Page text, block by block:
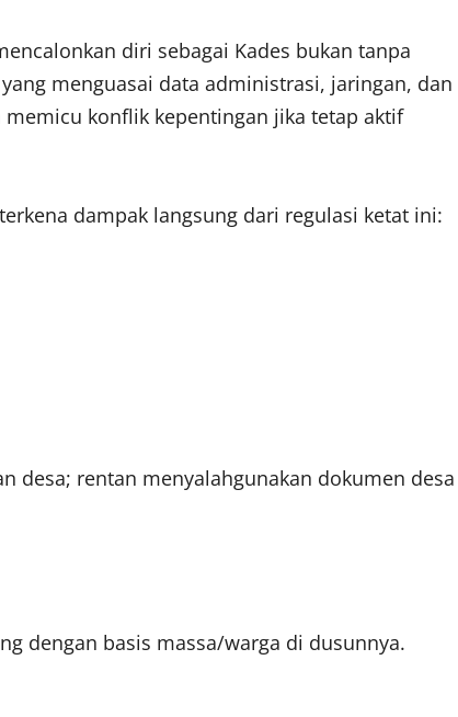
diri sebagai Kades bukan tanpa
menguasai data administrasi, jaringan, dan
konflik kepentingan jika tetap aktif
dampak langsung dari regulasi ketat ini:
desa; rentan menyalahgunakan dokumen desa
dengan basis massa/warga di dusunnya.